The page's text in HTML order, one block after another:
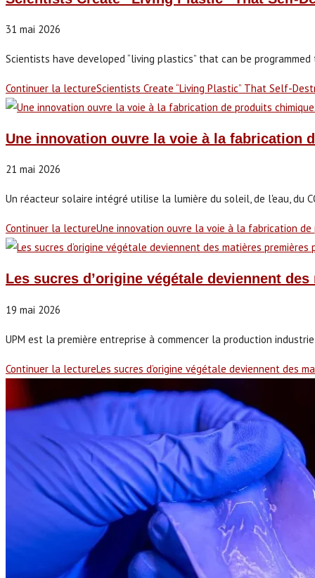
31 mai 2026
Scientists have developed “living plastics” that can be
Continuer la lectureScientists Create “Living Plastic” That Self-
Une innovation ouvre la voie à la fabrication
21 mai 2026
Un réacteur solaire intégré utilise la lumière du soleil, de l'eau, du
Continuer la lectureUne innovation ouvre la voie à la fabrication
Les sucres d’origine végétale deviennent
19 mai 2026
UPM est la première entreprise à commencer la production
Continuer la lectureLes sucres d’origine végétale deviennent des